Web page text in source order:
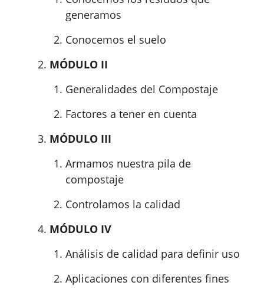
generamos
Conocemos el suelo
MÓDULO II
Generalidades del Compostaje
Factores a tener en cuenta
MÓDULO III
Armamos nuestra pila de
compostaje
Controlamos la calidad
MÓDULO IV
Análisis de calidad para definir uso
Aplicaciones con diferentes fines